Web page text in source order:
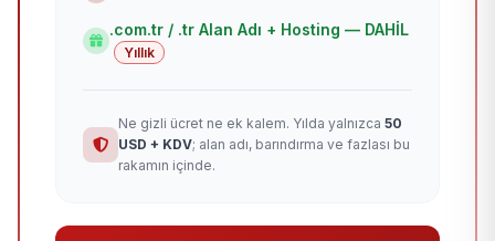
.com.tr / .tr Alan Adı + Hosting — DAHİL
Yıllık
Ne gizli ücret ne ek kalem. Yılda yalnızca 50
USD + KDV; alan adı, barındırma ve fazlası bu
rakamın içinde.